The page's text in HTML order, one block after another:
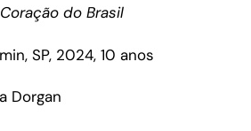
do Brasil
SP, 2024, 10 anos
Dorgan